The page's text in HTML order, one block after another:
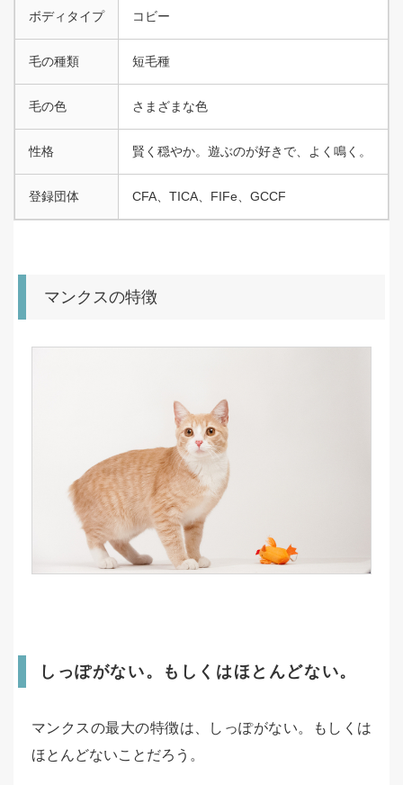
ボディタイプ コビー
毛の種類 短毛種
毛の色 さまざまな色
性格 賢く穏やか。遊ぶのが好きで、よく鳴く。
登録団体 CFA、TICA、FIFe、GCCF
マンクスの特徴
しっぽがない。もしくはほとんどない。
マンクスの最大の特徴は、しっぽがない。もしくは
ほとんどないことだろう。